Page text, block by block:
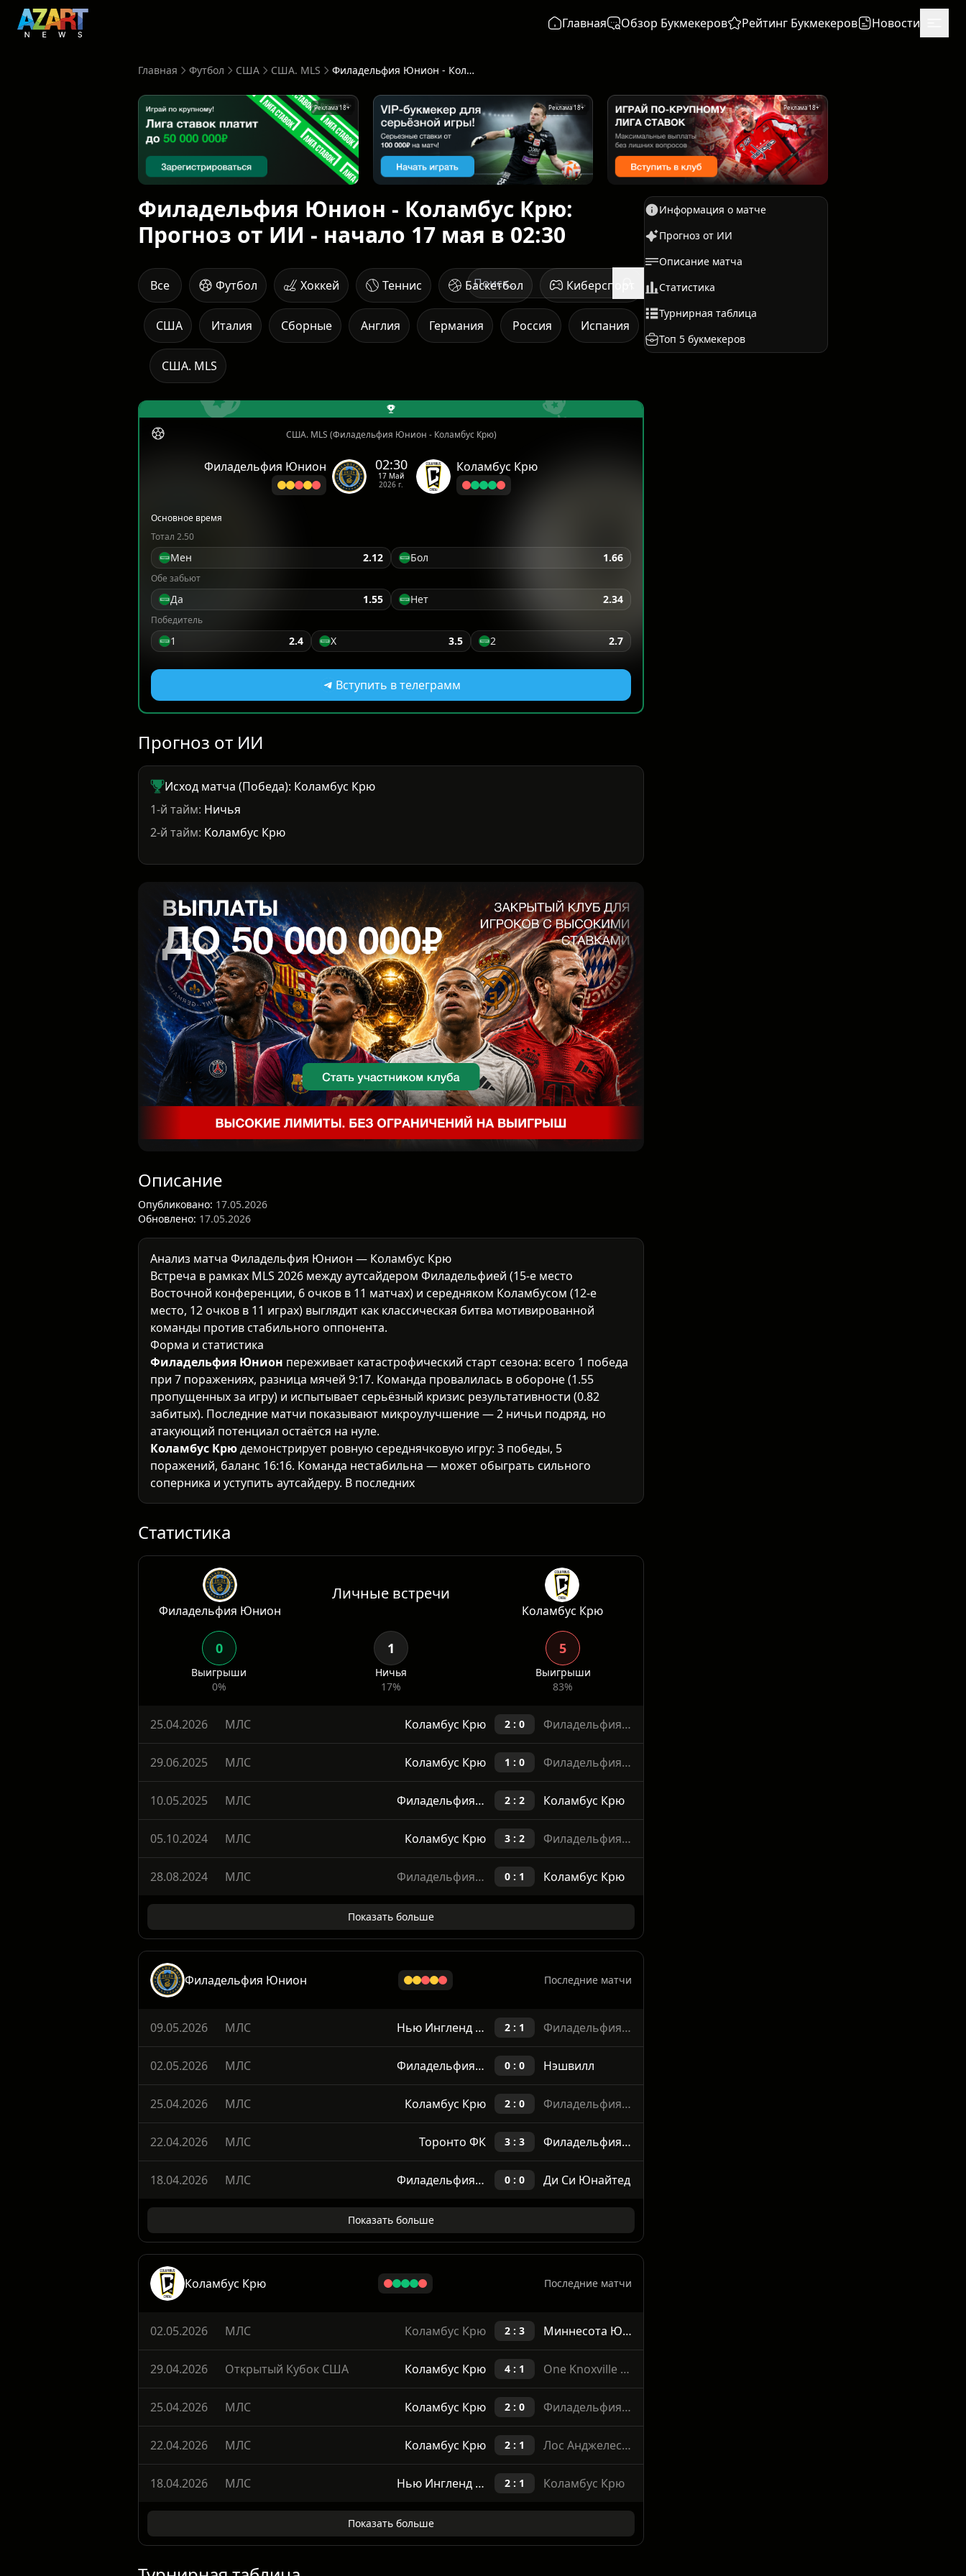
Главная Обзор Букмекеров Рейтинг Букмекеров Новости
Главная Футбол США США. MLS Филадельфия Юнион - Коламбус Крю: Прогноз от ИИ - начало 17 мая в 02:30
Реклама 18+ Реклама 18+ Реклама 18+
Филадельфия Юнион - Коламбус Крю:
Прогноз от ИИ - начало 17 мая в 02:30
Все Футбол Хоккей Теннис Баскетбол Киберспорт Единоборства
Италия Сборные Англия Германия Россия Испания
США
США. MLS
США. MLS (Филадельфия Юнион - Коламбус Крю)
Филадельфия Юнион 02:30
17 Май
2026 г.
Коламбус Крю
Основное время
Тотал 2.50
Мен 2.12 Бол 1.66
Обе забьют
Да 1.55 Нет 2.34
Победитель
1 2.4 X 3.5 2 2.7
Вступить в телеграмм
Прогноз от ИИ
Исход матча (Победа): Коламбус Крю
1-й тайм: Ничья
2-й тайм: Коламбус Крю
Описание
Опубликовано: 17.05.2026
Обновлено: 17.05.2026
Анализ матча Филадельфия Юнион — Коламбус Крю
Встреча в рамках MLS 2026 между аутсайдером Филадельфией (15-е место
Восточной конференции, 6 очков в 11 матчах) и середняком Коламбусом (12-е
место, 12 очков в 11 играх) выглядит как классическая битва мотивированной
команды против стабильного оппонента.
Форма и статистика
Филадельфия Юнион переживает катастрофический старт сезона: всего 1 победа
при 7 поражениях, разница мячей 9:17. Команда провалилась в обороне (1.55
пропущенных за игру) и испытывает серьёзный кризис результативности (0.82
забитых). Последние матчи показывают микроулучшение — 2 ничьи подряд, но
атакующий потенциал остаётся на нуле.
Коламбус Крюдемонстрирует ровную середнячковую игру: 3 победы, 5
поражений, баланс 16:16. Команда нестабильна — может обыграть сильного
соперника и уступить аутсайдеру. В последних 5 матчах — 2 победы, 2 поражения, 1
ничья. Атака работает эпизодически (1.45 гола), оборона пропускает регулярно
Очные встречи и домашний фактор
Исторически Филадельфия д
Статистика
Филадельфия Юнион
Личные встречи
Коламбус Крю
Выигрыши
0%
Ничья
Выигрыши
25.04.2026 МЛС Коламбус Крю 2 : 0
29.06.2025 МЛС Коламбус Крю 1 : 0
10.05.2025 МЛС 2 : 2 Коламбус Крю
05.10.2024 МЛС Коламбус Крю 3 : 2 Филадельфия Юнион
Показать больше
Филадельфия Юнион Последние матчи
09.05.2026 МЛС 2 : 1
02.05.2026 МЛС Филадельфия Юнион 0 : 0 Нэшвилл
25.04.2026 МЛС Коламбус Крю 2 : 0
22.04.2026 МЛС Торонто ФК 3 : 3 Филадельфия Юнион
Показать больше
Коламбус Крю Последние матчи
02.05.2026 МЛС Коламбус Крю 2 : 3
29.04.2026 Открытый Кубок США Коламбус Крю 4 : 1
25.04.2026 МЛС Коламбус Крю 2 : 0
22.04.2026 МЛС Коламбус Крю 2 : 1 Лос Анджелес Гэлэкси
Информация о матче
Прогноз от ИИ
Описание матча
Статистика
Турнирная таблица
Топ 5 букмекеров